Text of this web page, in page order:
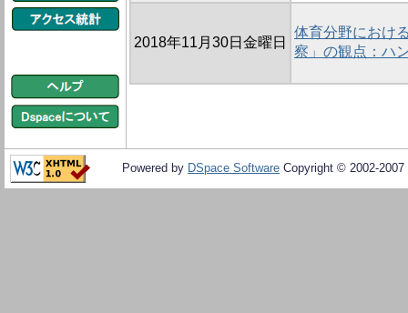
2018年11月30日金曜日
体育分野におけ
察」の観点：ハ
Powered by DSpace Software Copyright © 2002-2007